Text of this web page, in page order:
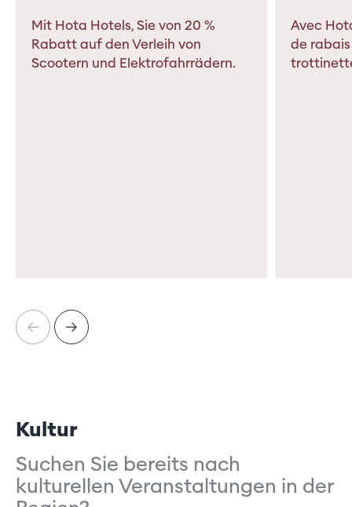
Mit Hota Hotels, Sie von 20 %
Rabatt auf den Verleih von
Scootern und Elektrofahrrädern.
Avec
de
Kultur
Suchen Sie bereits nach
kulturellen Veranstaltungen in der